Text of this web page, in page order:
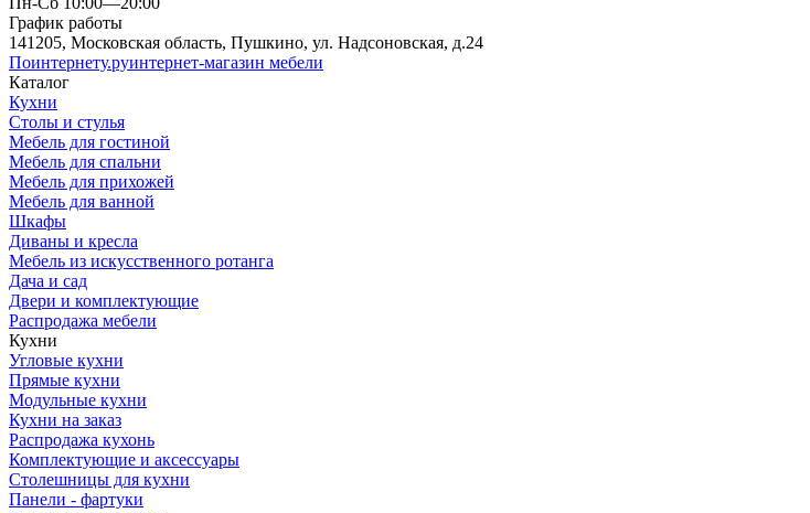
График работы
141205, Московская область, Пушкино, ул. Надсоновская, д.24
Поинтернету.руинтернет-магазин мебели
Каталог
Кухни
Столы и стулья
Мебель для гостиной
Мебель для спальни
Мебель для прихожей
Мебель для ванной
Шкафы
Диваны и кресла
Мебель из искусственного ротанга
Дача и сад
Двери и комплектующие
Распродажа мебели
Кухни
Угловые кухни
Прямые кухни
Модульные кухни
Кухни на заказ
Распродажа кухонь
Комплектующие и аксессуары
Столешницы для кухни
Панели - фартуки